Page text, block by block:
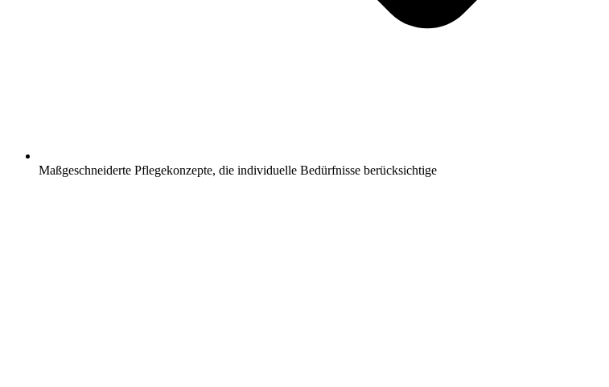
Maßgeschneiderte Pflegekonzepte, die individuelle Bedürfnisse berücksichtige